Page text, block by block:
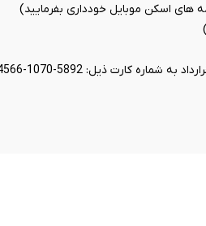
های اسکن موبایل خودداری بفرمایید)